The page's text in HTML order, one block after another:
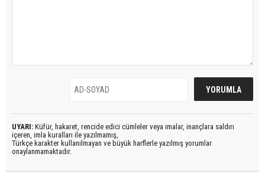
UYARI: Küfür, hakaret, rencide edici cümleler veya imalar, inançlara saldırı
içeren, imla kuralları ile yazılmamış,
Türkçe karakter kullanılmayan ve büyük harflerle yazılmış yorumlar
onaylanmamaktadır.